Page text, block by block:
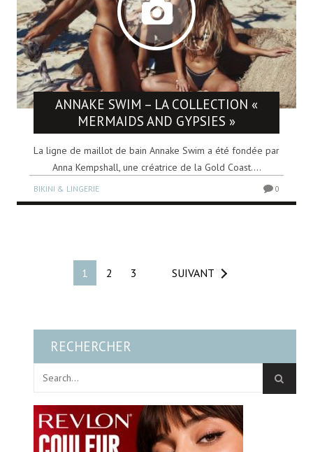
ANNAKE SWIM – LA COLLECTION «
MERMAIDS AND GYPSIES »
La ligne de maillot de bain Annake Swim a été fondée par
Anna Kempshall, une créatrice de la Gold Coast....
BIKINI & LINGERIE 0
1 2 3 SUIVANT
RECHERCHER